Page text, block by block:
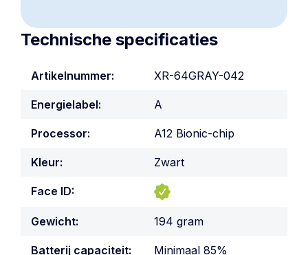
Technische specificaties
Artikelnummer: XR-64GRAY-042
Energielabel: A
Processor: A12 Bionic-chip
Kleur: Zwart
Face ID:
Gewicht: 194 gram
Batterij capaciteit: Minimaal 85%